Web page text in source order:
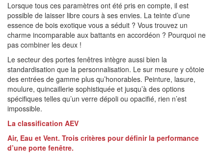
Lorsque tous ces paramètres ont été pris en compte, il est
possible de laisser libre cours à ses envies. La teinte d’une
essence de bois exotique vous a séduit ? Vous trouvez un
charme incomparable aux battants en accordéon ? Pourquoi ne
pas combiner les deux !
Le secteur des portes fenêtres intègre aussi bien la
standardisation que la personnalisation. Le sur mesure y côtoie
des entrées de gamme plus qu’honorables. Peinture, lasure,
moulure, quincaillerie sophistiquée et jusqu’à des options
spécifiques telles qu’un verre dépoli ou opacifié, rien n’est
impossible.
La classification AEV
Air, Eau et Vent. Trois critères pour définir la performance
d’une porte fenêtre.